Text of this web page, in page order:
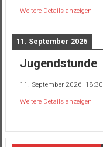
Weitere Details anzeigen
11. September 2026
Jugendstunde
11. September 2026 18:30
Weitere Details anzeigen